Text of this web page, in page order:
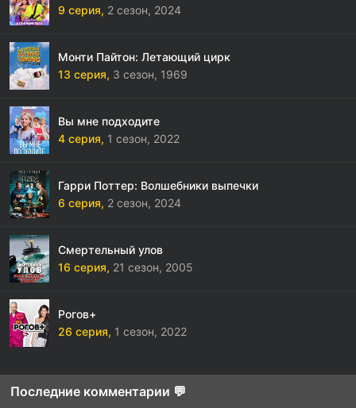
9 серия, 2 сезон, 2024
Монти Пайтон: Летающий цирк
13 серия, 3 сезон, 1969
Вы мне подходите
4 серия, 1 сезон, 2022
Гарри Поттер: Волшебники выпечки
6 серия, 2 сезон, 2024
Смертельный улов
16 серия, 21 сезон, 2005
Рогов+
26 серия, 1 сезон, 2022
Последние комментарии 💬